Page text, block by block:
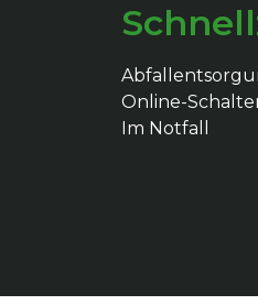
Online-
Im Notfall